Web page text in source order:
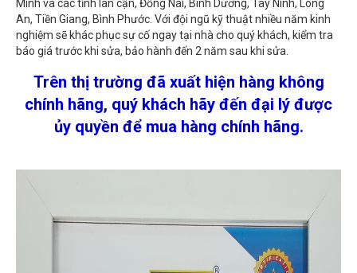
Minh và các tỉnh lân cận, Đồng Nai, Bình Dương, Tây Ninh, Long
An, Tiền Giang, Bình Phước. Với đội ngũ kỹ thuật nhiều năm kinh
nghiệm sẽ khác phục sự cố ngay tại nhà cho quý khách, kiểm tra
báo giá trước khi sửa, bảo hành đến 2 năm sau khi sửa.
Trên thị trường đã xuất hiện hàng không
chính hãng, quý khách hãy đến đại lý được
ủy quyền để mua hàng chính hãng.